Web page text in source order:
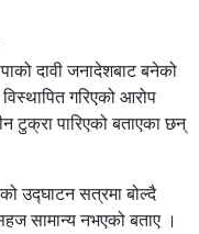
दावी जनादेशबाट बनेको
गरिएको आरोप
टुक्रा पारिएको बताएका छन्
उद्घाटन सत्रमा बोल्दै
सामान्य नभएको बताए ।